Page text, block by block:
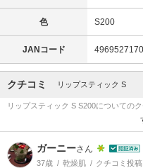
色 S200
JANコード
クチコミ リップスティック S
リップスティック S S200についての
ガーニーさん
37歳 乾燥肌 クチコミ投